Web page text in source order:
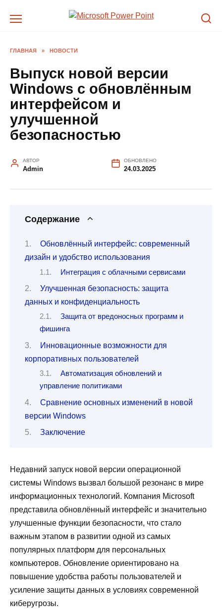
ГЛАВНАЯ » НОВОСТИ
Выпуск новой версии
Windows с обновлённым
интерфейсом и
улучшенной
безопасностью
АВТОР
Admin
ОБНОВЛЕНО
24.03.2025
Содержание
Обновлённый интерфейс: современный
дизайн и удобство использования
Интеграция с облачными сервисами
Улучшенная безопасность: защита
данных и конфиденциальность
Защита от вредоносных программ и
фишинга
Инновационные возможности для
корпоративных пользователей
Автоматизация обновлений и
управление политиками
Сравнение основных изменений в новой
версии Windows
Заключение
Недавний запуск новой версии операционной
системы Windows вызвал большой резонанс в мире
информационных технологий. Компания Microsoft
представила обновлённый интерфейс и значительно
улучшенные функции безопасности, что стало
важным этапом в развитии одной из самых
популярных платформ для персональных
компьютеров. Обновление ориентировано на
повышение удобства работы пользователей и
усиление защиты данных в условиях современной
киберугрозы.